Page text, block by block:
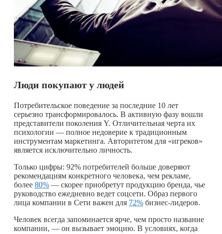
Люди покупают у людей
Потребительское поведение за последние 10 лет
серьезно трансформировалось. В активную фазу вошли
представители поколения Y. Отличительная черта их
психологии — полное недоверие к традиционным
инструментам маркетинга. Авторитетом для «игреков»
является исключительно личность.
Только цифры: 92% потребителей больше доверяют
рекомендациям конкретного человека, чем рекламе,
более 80% — скорее приобретут продукцию бренда, чье
руководство ежедневно ведет соцсети. Образ первого
лица компании в Сети важен для 72% бизнес-лидеров.
Человек всегда запоминается ярче, чем просто название
компании, — он вызывает эмоцию. В условиях, когда